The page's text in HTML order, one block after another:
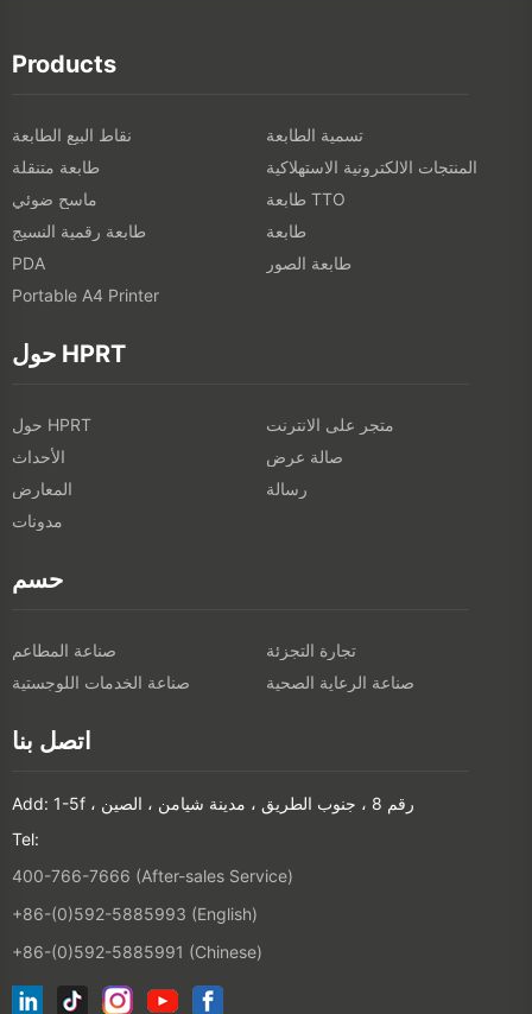
Products
نقاط البيع الطابعة
تسمية الطابعة
طابعة متنقلة
المنتجات الالكترونية الاستهلاكية
ماسح ضوئي
طابعة TTO
طابعة رقمية النسيج
طابعة
PDA
طابعة الصور
Portable A4 Printer
حول HPRT
حول HPRT
متجر على الانترنت
الأحداث
صالة عرض
المعارض
رسالة
مدونات
حسم
صناعة المطاعم
تجارة التجزئة
صناعة الخدمات اللوجستية
صناعة الرعاية الصحية
اتصل بنا
Add: 1-5f ، رقم 8 ، جنوب الطريق ، مدينة شيامن ، الصين
Tel:
400-766-7666 (After-sales Service)
+86-(0)592-5885993 (English)
+86-(0)592-5885991 (Chinese)